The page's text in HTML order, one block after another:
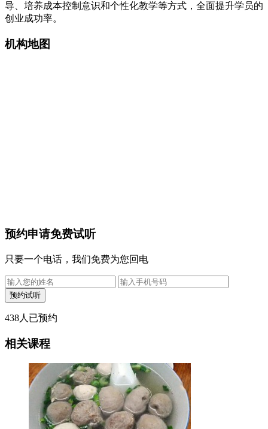
导、培养成本控制意识和个性化教学等方式，全面提升学员的
创业成功率。
机构地图
预约申请免费试听
只要一个电话，我们免费为您回电
438人已预约
相关课程